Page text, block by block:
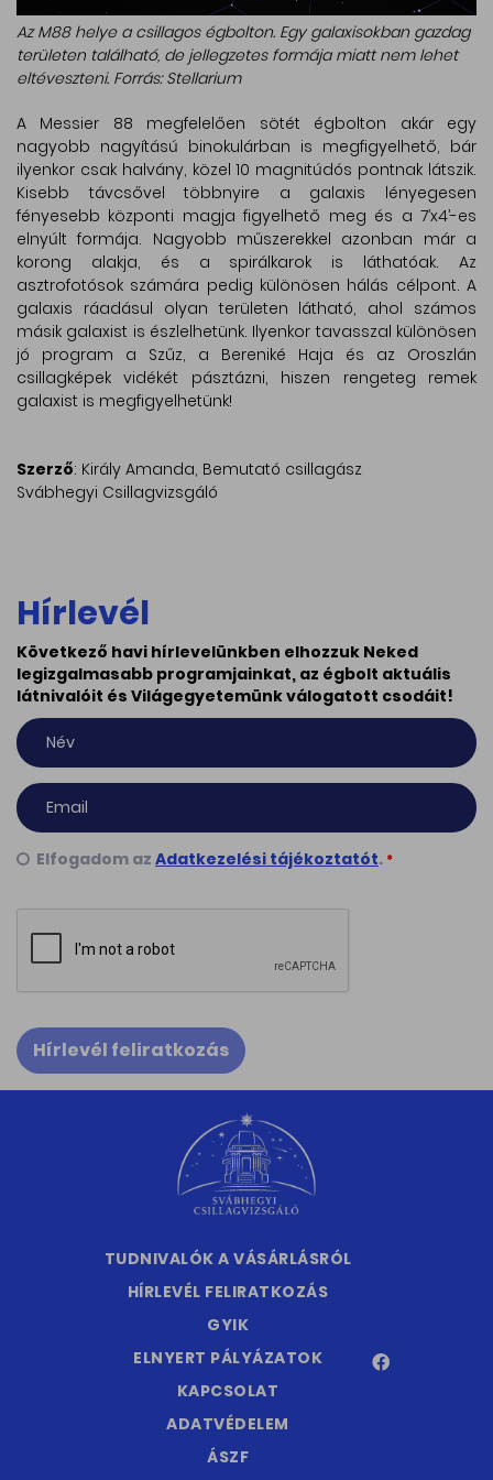
Az M88 helye a csillagos égbolton. Egy galaxisokban gazdag
területen található, de jellegzetes formája miatt nem lehet
eltéveszteni. Forrás: Stellarium
A Messier 88 megfelelően sötét égbolton akár egy
nagyobb nagyítású binokulárban is megfigyelhető, bár
ilyenkor csak halvány, közel 10 magnitúdós pontnak látszik.
Kisebb távcsővel többnyire a galaxis lényegesen
fényesebb központi magja figyelhető meg és a 7’x4’-es
elnyúlt formája. Nagyobb műszerekkel azonban már a
korong alakja, és a spirálkarok is láthatóak. Az
asztrofotósok számára pedig különösen hálás célpont. A
galaxis ráadásul olyan területen látható, ahol számos
másik galaxist is észlelhetünk. Ilyenkor tavasszal különösen
jó program a Szűz, a Bereniké Haja és az Oroszlán
csillagképek vidékét pásztázni, hiszen rengeteg remek
galaxist is megfigyelhetünk!
Szerző: Király Amanda, Bemutató csillagász
Svábhegyi Csillagvizsgáló
Hírlevél
Következő havi hírlevelünkben elhozzuk Neked
legizgalmasabb programjainkat, az égbolt aktuális
látnivalóit és Világegyetemünk válogatott csodáit!
Elfogadom az Adatkezelési tájékoztatót. *
Hírlevél feliratkozás
TUDNIVALÓK A VÁSÁRLÁSRÓL
HÍRLEVÉL FELIRATKOZÁS
GYIK
ELNYERT PÁLYÁZATOK
KAPCSOLAT
ADATVÉDELEM
ÁSZF